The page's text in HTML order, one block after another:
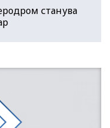
станува